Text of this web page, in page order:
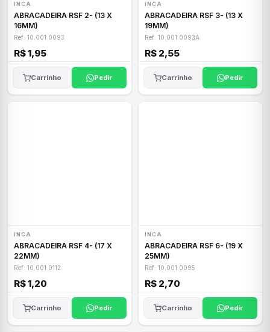
INCA
ABRACADEIRA RSF 2- (13 X
16MM)
Ref: 10.001.0093
R$ 1,95
Carrinho Pedir
INCA
ABRACADEIRA RSF 3- (13 X
19MM)
Ref: 10.001.0093A
R$ 2,55
Carrinho Pedir
INCA
ABRACADEIRA RSF 4- (17 X
22MM)
Ref: 10.001.0112
R$ 1,20
Carrinho Pedir
INCA
ABRACADEIRA RSF 6- (19 X
25MM)
Ref: 10.001.0095
R$ 2,70
Carrinho Pedir